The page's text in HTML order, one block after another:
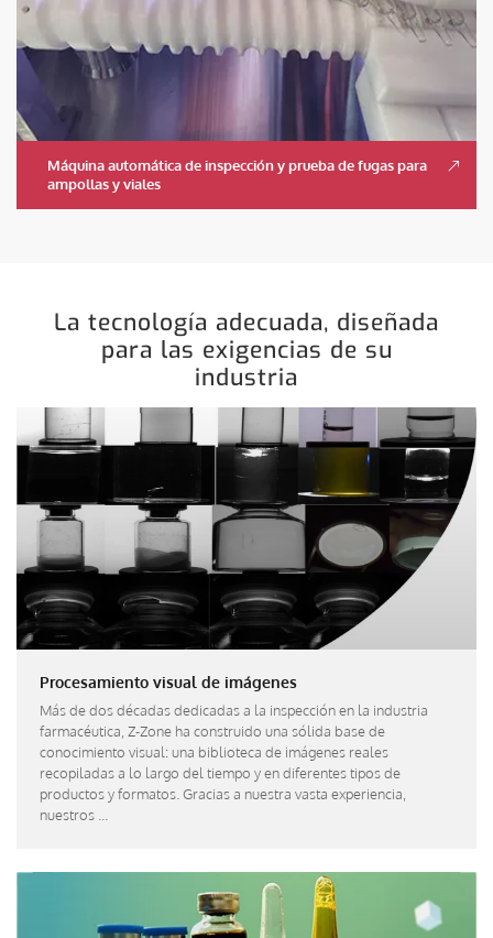
Máquina automática de inspección y prueba de fugas para
ampollas y viales
La tecnología adecuada, diseñada
para las exigencias de su
industria
Procesamiento visual de imágenes
Más de dos décadas dedicadas a la inspección en la industria
farmacéutica, Z-Zone ha construido una sólida base de
conocimiento visual: una biblioteca de imágenes reales
recopiladas a lo largo del tiempo y en diferentes tipos de
productos y formatos. Gracias a nuestra vasta experiencia,
nuestros ...